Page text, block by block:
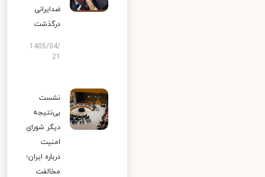
ضدایرانی
درگذشت
1405/04/
نشست
بی‌نتیجه
دیگر شورای
امنیت
درباره ایران؛
مخالفت